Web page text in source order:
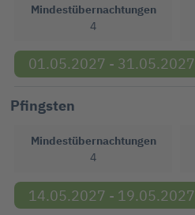
Mindestübernachtungen
4
01.05.2027 - 31.05.2027
Pfingsten
Mindestübernachtungen
4
14.05.2027 - 19.05.2027